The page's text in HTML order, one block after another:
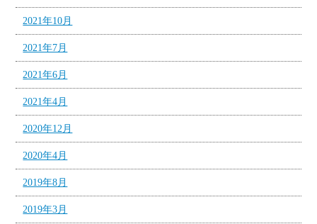
2021年10月
2021年7月
2021年6月
2021年4月
2020年12月
2020年4月
2019年8月
2019年3月